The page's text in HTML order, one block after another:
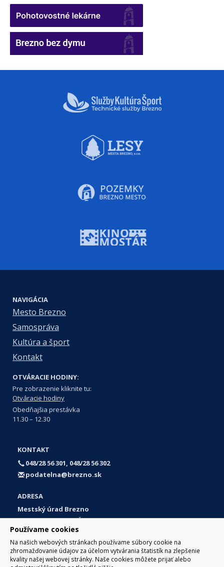
Používame cookies
Na našich webových stránkach používame súbory cookie na
zhromažďovanie údajov za účelom vytvárania štatistík na zlepšenie
kvality našej webovej stránky. Naše cookies môžete prijať alebo
NAVIGÁCIA
Mesto Brezno
Samospráva
Kultúra a šport
Kontakt
OTVÁRACIE HODINY:
Pre zobrazenie kliknite tu:
Otváracie hodiny
Obedňajšia prestávka
11.30 – 12.30
KONTAKT
048/28 56 301, 048/28 56 302
podatelna@brezno.sk
ADRESA
Mestský úrad Brezno
Námestie gen. M. R. Štefánika 1
977 01 Brezno
Slovakia (Slovak Republic)